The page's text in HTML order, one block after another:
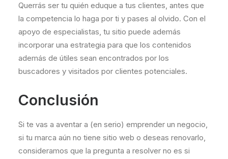
Querrás ser tu quién eduque a tus clientes, antes que
la competencia lo haga por ti y pases al olvido. Con el
apoyo de especialistas, tu sitio puede además
incorporar una estrategia para que los contenidos
además de útiles sean encontrados por los
buscadores y visitados por clientes potenciales.
Conclusión
Si te vas a aventar a (en serio) emprender un negocio,
si tu marca aún no tiene sitio web o deseas renovarlo,
consideramos que la pregunta a resolver no es si